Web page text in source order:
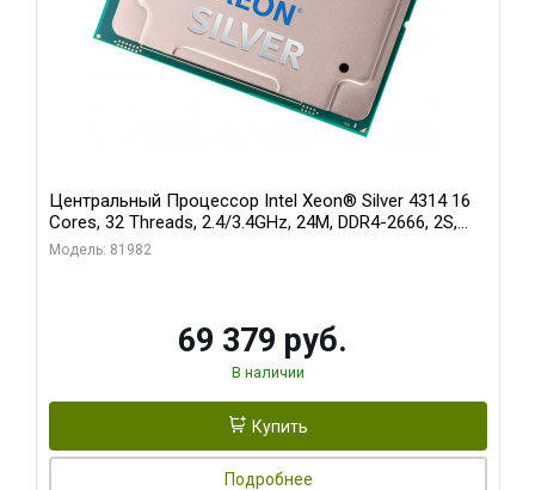
Центральный Процессор Intel Xeon® Silver 4314 16
Cores, 32 Threads, 2.4/3.4GHz, 24M, DDR4-2666, 2S,
135W
Модель: 81982
69 379 руб.
В наличии
Купить
Подробнее